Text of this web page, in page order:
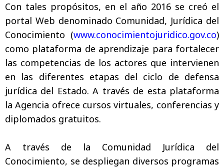
Con tales propósitos, en el año 2016 se creó el
portal Web denominado Comunidad, Jurídica del
Conocimiento (www.conocimientojuridico.gov.co)
como plataforma de aprendizaje para fortalecer
las competencias de los actores que intervienen
en las diferentes etapas del ciclo de defensa
jurídica del Estado. A través de esta plataforma
la Agencia ofrece cursos virtuales, conferencias y
diplomados gratuitos.
A través de la Comunidad Jurídica del
Conocimiento, se despliegan diversos programas